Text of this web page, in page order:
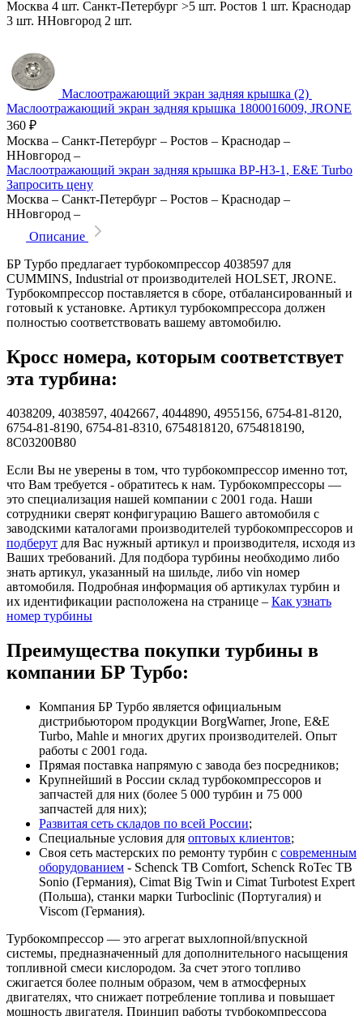
Москва 4 шт. Санкт-Петербург >5 шт. Ростов 1 шт. Краснодар
3 шт. ННовгород 2 шт.
Маслоотражающий экран задняя крышка (2)
Маслоотражающий экран задняя крышка 1800016009, JRONE
360 ₽
Москва – Санкт-Петербург – Ростов – Краснодар –
ННовгород –
Маслоотражающий экран задняя крышка BP-H3-1, E&E Turbo
Запросить цену
Москва – Санкт-Петербург – Ростов – Краснодар –
ННовгород –
Описание
БР Турбо предлагает турбокомпрессор 4038597 для
CUMMINS, Industrial от производителей HOLSET, JRONE.
Турбокомпрессор поставляется в сборе, отбалансированный и
готовый к установке. Артикул турбокомпрессора должен
полностью соответствовать вашему автомобилю.
Кросс номера, которым соответствует
эта турбина:
4038209, 4038597, 4042667, 4044890, 4955156, 6754-81-8120,
6754-81-8190, 6754-81-8310, 6754818120, 6754818190,
8C03200B80
Если Вы не уверены в том, что турбокомпрессор именно тот,
что Вам требуется - обратитесь к нам. Турбокомпрессоры —
это специализация нашей компании с 2001 года. Наши
сотрудники сверят конфигурацию Вашего автомобиля с
заводскими каталогами производителей турбокомпрессоров и
подберут для Вас нужный артикул и производителя, исходя из
Ваших требований. Для подбора турбины необходимо либо
знать артикул, указанный на шильде, либо vin номер
автомобиля. Подробная информация об артикулах турбин и
их идентификации расположена на странице – Как узнать
номер турбины
Преимущества покупки турбины в
компании БР Турбо:
Компания БР Турбо является официальным
дистрибьютором продукции BorgWarner, Jrone, E&E
Turbo, Mahle и многих других производителей. Опыт
работы с 2001 года.
Прямая поставка напрямую с завода без посредников;
Крупнейший в России склад турбокомпрессоров и
запчастей для них (более 5 000 турбин и 75 000
запчастей для них);
Развитая сеть складов по всей России;
Специальные условия для оптовых клиентов;
Своя сеть мастерских по ремонту турбин с современным
оборудованием - Schenck TB Comfort, Schenck RoTec TB
Sonio (Германия), Cimat Big Twin и Cimat Turbotest Expert
(Польша), станки марки Turboclinic (Португалия) и
Viscom (Германия).
Турбокомпрессор — это агрегат выхлопной/впускной
системы, предназначенный для дополнительного насыщения
топливной смеси кислородом. За счет этого топливо
сжигается более полным образом, чем в атмосферных
двигателях, что снижает потребление топлива и повышает
мощность двигателя. Принцип работы турбокомпрессора